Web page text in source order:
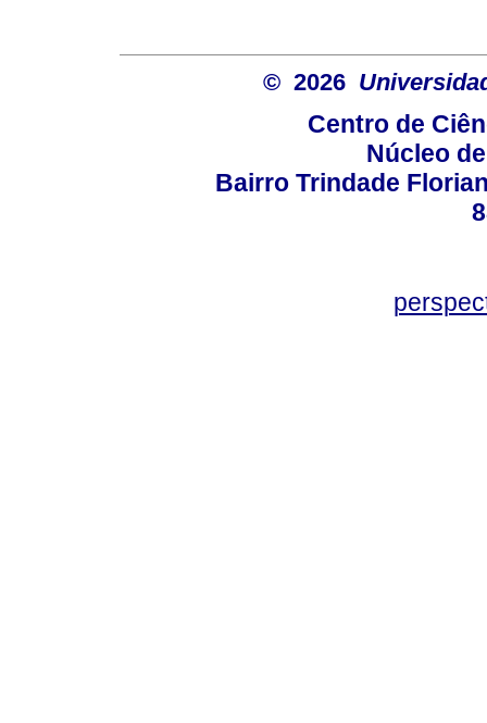
© 2026
Centro de
Núcleo
Bairro Trindade